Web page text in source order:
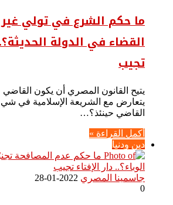
ما حكم الشرع في تولي
القضاء في الدولة
تجيب
يتيح القانون المصري أن يكون القاضي
يتعارض مع الشريعة الإسلامية في
القاضي حينئذ؟…
أكمل القراءة »
دين ودنيا
جاسمينا المصري 2022-01-28
0